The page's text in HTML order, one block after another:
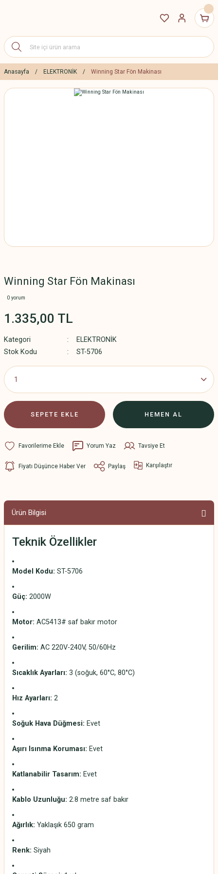
Anasayfa ELEKTRONİK Winning Star Fön Makinası
Winning Star Fön Makinası
0 yorum
1.335,00 TL
Kategori
ELEKTRONİK
Stok Kodu
ST-5706
SEPETE EKLE HEMEN AL
Yorum Yaz Tavsiye Et
Fiyatı Düşünce Haber Ver Paylaş Karşılaştır
Ürün Bilgisi
Teknik Özellikler
Model Kodu: ST-5706
Güç: 2000W
Motor: AC5413# saf bakır motor
Gerilim: AC 220V-240V, 50/60Hz
Sıcaklık Ayarları: 3 (soğuk, 60°C, 80°C)
Hız Ayarları: 2
Soğuk Hava Düğmesi: Evet
Aşırı Isınma Koruması: Evet
Katlanabilir Tasarım: Evet
Kablo Uzunluğu: 2.8 metre saf bakır
Ağırlık: Yaklaşık 650 gram
Renk: Siyah